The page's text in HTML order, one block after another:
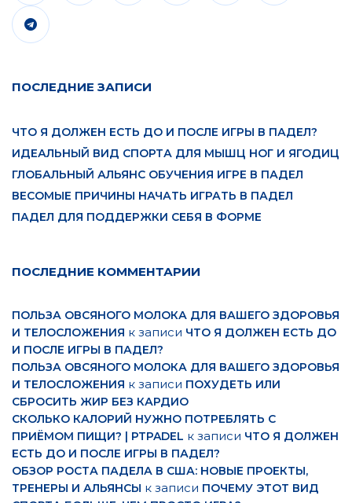
ПОСЛЕДНИЕ ЗАПИСИ
ЧТО Я ДОЛЖЕН ЕСТЬ ДО И ПОСЛЕ ИГРЫ В ПАДЕЛ?
ИДЕАЛЬНЫЙ ВИД СПОРТА ДЛЯ МЫШЦ НОГ И ЯГОДИЦ
ГЛОБАЛЬНЫЙ АЛЬЯНС ОБУЧЕНИЯ ИГРЕ В ПАДЕЛ
ВЕСОМЫЕ ПРИЧИНЫ НАЧАТЬ ИГРАТЬ В ПАДЕЛ
ПАДЕЛ ДЛЯ ПОДДЕРЖКИ СЕБЯ В ФОРМЕ
ПОСЛЕДНИЕ КОММЕНТАРИИ
ПОЛЬЗА ОВСЯНОГО МОЛОКА ДЛЯ ВАШЕГО ЗДОРОВЬЯ
И ТЕЛОСЛОЖЕНИЯ к записи ЧТО Я ДОЛЖЕН ЕСТЬ ДО
И ПОСЛЕ ИГРЫ В ПАДЕЛ?
ПОЛЬЗА ОВСЯНОГО МОЛОКА ДЛЯ ВАШЕГО ЗДОРОВЬЯ
И ТЕЛОСЛОЖЕНИЯ к записи ПОХУДЕТЬ ИЛИ
СБРОСИТЬ ЖИР БЕЗ КАРДИО
СКОЛЬКО КАЛОРИЙ НУЖНО ПОТРЕБЛЯТЬ С
ПРИЁМОМ ПИЩИ? | PTPADEL к записи ЧТО Я ДОЛЖЕН
ЕСТЬ ДО И ПОСЛЕ ИГРЫ В ПАДЕЛ?
ОБЗОР РОСТА ПАДЕЛА В США: НОВЫЕ ПРОЕКТЫ,
ТРЕНЕРЫ И АЛЬЯНСЫ к записи ПОЧЕМУ ЭТОТ ВИД